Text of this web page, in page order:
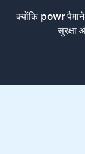
क्योंकि powr
सुरक्षा